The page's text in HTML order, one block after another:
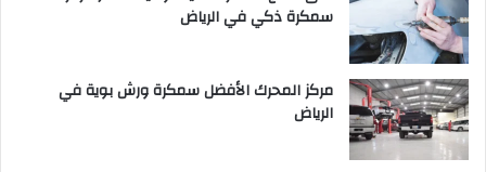
سمكرة ذكي في الرياض
مركز المحرك الأفضل سمكرة ورش بوية في
الرياض